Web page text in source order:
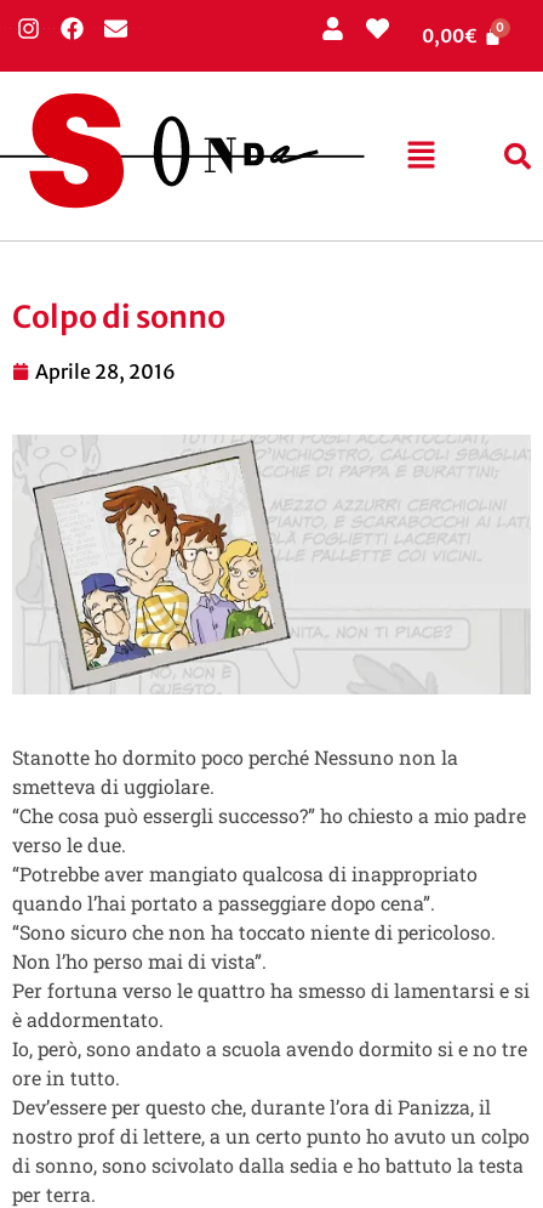
0,00€
Colpo di sonno
Aprile 28, 2016
Stanotte ho dormito poco perché Nessuno non la
smetteva di uggiolare.
“Che cosa può essergli successo?” ho chiesto a mio padre
verso le due.
“Potrebbe aver mangiato qualcosa di inappropriato
quando l’hai portato a passeggiare dopo cena”.
“Sono sicuro che non ha toccato niente di pericoloso.
Non l’ho perso mai di vista”.
Per fortuna verso le quattro ha smesso di lamentarsi e si
è addormentato.
Io, però, sono andato a scuola avendo dormito si e no tre
ore in tutto.
Dev’essere per questo che, durante l’ora di Panizza, il
nostro prof di lettere, a un certo punto ho avuto un colpo
di sonno, sono scivolato dalla sedia e ho battuto la testa
per terra.